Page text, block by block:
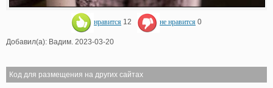
нравится 12 не нравится 0
Добавил(а): Вадим. 2023-03-20
Код для размещения на других сайтах